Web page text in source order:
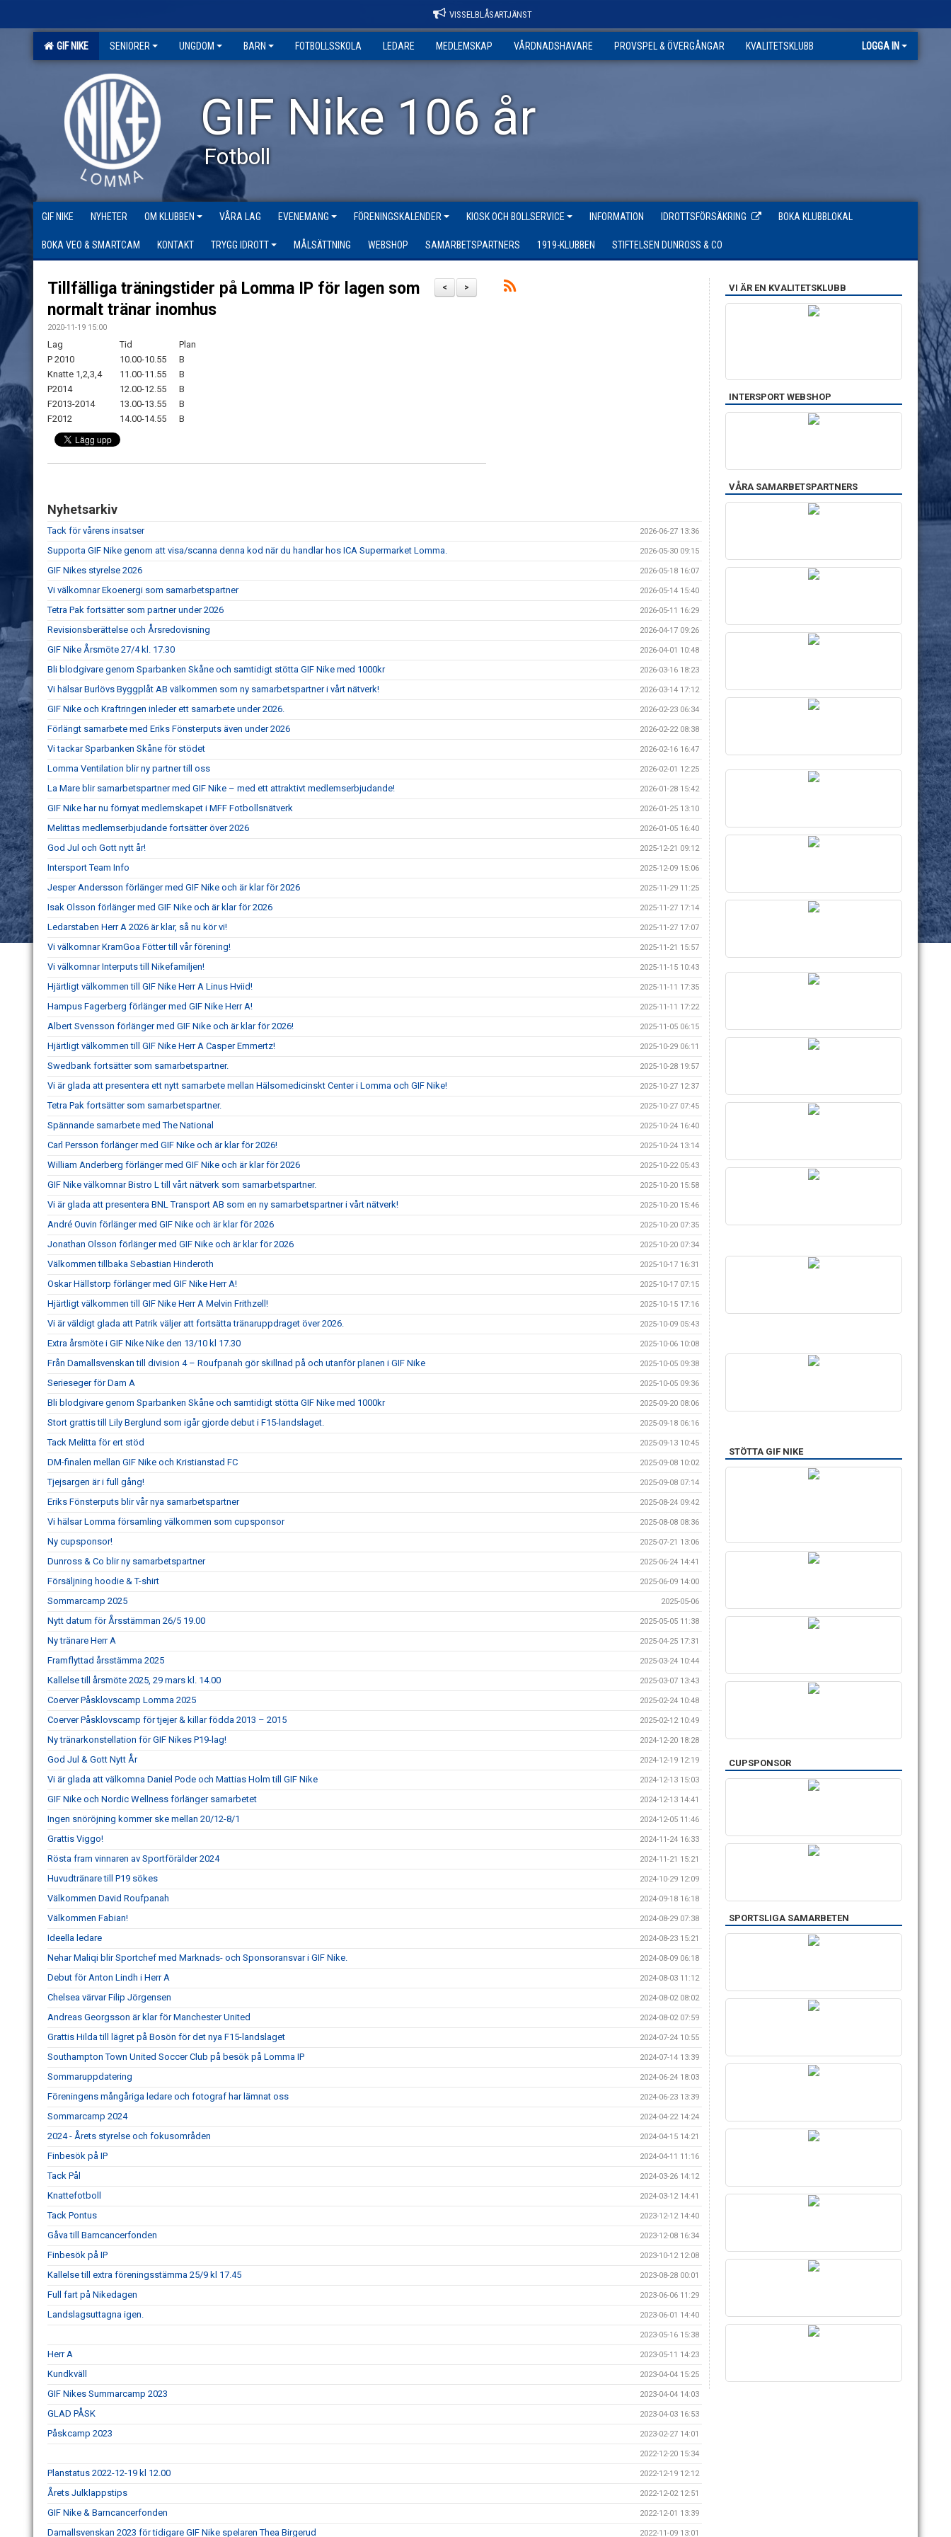
VISSELBLÅSARTJÄNST
GIF NIKE SENIORER UNGDOM BARN FOTBOLLSSKOLA LEDARE MEDLEMSKAP VÅRDNADSHAVARE PROVSPEL & ÖVERGÅNGAR KVALITETSKLUBB LOGGA IN
GIF Nike 106 år
Fotboll
GIF NIKE NYHETER OM KLUBBEN VÅRA LAG EVENEMANG FÖRENINGSKALENDER KIOSK OCH BOLLSERVICE INFORMATION IDROTTSFÖRSÄKRING BOKA KLUBBLOKAL
BOKA VEO & SMARTCAM KONTAKT TRYGG IDROTT MÅLSÄTTNING WEBSHOP SAMARBETSPARTNERS 1919-KLUBBEN STIFTELSEN DUNROSS & CO
>
<
Tillfälliga träningstider på Lomma IP för lagen som
normalt tränar inomhus
2020-11-19 15:00
Lag Tid
Plan
P 2010
10.00-10.55
B
Knatte 1,2,3,4
11.00-11.55
B
P2014
12.00-12.55
B
F2013-2014
13.00-13.55
B
F2012
14.00-14.55 B
Nyhetsarkiv
Tack för vårens insatser 2026-06-27 13:36
Supporta GIF Nike genom att visa/scanna denna kod när du handlar hos ICA Supermarket Lomma. 2026-05-30 09:15
GIF Nikes styrelse 2026 2026-05-18 16:07
Vi välkomnar Ekoenergi som samarbetspartner 2026-05-14 15:40
Tetra Pak fortsätter som partner under 2026 2026-05-11 16:29
Revisionsberättelse och Årsredovisning 2026-04-17 09:26
GIF Nike Årsmöte 27/4 kl. 17.30 2026-04-01 10:48
Bli blodgivare genom Sparbanken Skåne och samtidigt stötta GIF Nike med 1000kr 2026-03-16 18:23
Vi hälsar Burlövs Byggplåt AB välkommen som ny samarbetspartner i vårt nätverk! 2026-03-14 17:12
GIF Nike och Kraftringen inleder ett samarbete under 2026. 2026-02-23 06:34
Förlängt samarbete med Eriks Fönsterputs även under 2026 2026-02-22 08:38
Vi tackar Sparbanken Skåne för stödet 2026-02-16 16:47
Lomma Ventilation blir ny partner till oss 2026-02-01 12:25
La Mare blir samarbetspartner med GIF Nike – med ett attraktivt medlemserbjudande! 2026-01-28 15:42
GIF Nike har nu förnyat medlemskapet i MFF Fotbollsnätverk 2026-01-25 13:10
Melittas medlemserbjudande fortsätter över 2026 2026-01-05 16:40
God Jul och Gott nytt år! 2025-12-21 09:12
Intersport Team Info 2025-12-09 15:06
Jesper Andersson förlänger med GIF Nike och är klar för 2026 2025-11-29 11:25
Isak Olsson förlänger med GIF Nike och är klar för 2026 2025-11-27 17:14
Ledarstaben Herr A 2026 är klar, så nu kör vi! 2025-11-27 17:07
Vi välkomnar KramGoa Fötter till vår förening! 2025-11-21 15:57
Vi välkomnar Interputs till Nikefamiljen! 2025-11-15 10:43
Hjärtligt välkommen till GIF Nike Herr A Linus Hviid! 2025-11-11 17:35
Hampus Fagerberg förlänger med GIF Nike Herr A! 2025-11-11 17:22
Albert Svensson förlänger med GIF Nike och är klar för 2026! 2025-11-05 06:15
Hjärtligt välkommen till GIF Nike Herr A Casper Emmertz! 2025-10-29 06:11
Swedbank fortsätter som samarbetspartner. 2025-10-28 19:57
Vi är glada att presentera ett nytt samarbete mellan Hälsomedicinskt Center i Lomma och GIF Nike! 2025-10-27 12:37
Tetra Pak fortsätter som samarbetspartner. 2025-10-27 07:45
Spännande samarbete med The National 2025-10-24 16:40
Carl Persson förlänger med GIF Nike och är klar för 2026! 2025-10-24 13:14
William Anderberg förlänger med GIF Nike och är klar för 2026 2025-10-22 05:43
GIF Nike välkomnar Bistro L till vårt nätverk som samarbetspartner. 2025-10-20 15:58
Vi är glada att presentera BNL Transport AB som en ny samarbetspartner i vårt nätverk! 2025-10-20 15:46
André Ouvin förlänger med GIF Nike och är klar för 2026 2025-10-20 07:35
Jonathan Olsson förlänger med GIF Nike och är klar för 2026 2025-10-20 07:34
Välkommen tillbaka Sebastian Hinderoth 2025-10-17 16:31
Oskar Hällstorp förlänger med GIF Nike Herr A! 2025-10-17 07:15
Hjärtligt välkommen till GIF Nike Herr A Melvin Frithzell! 2025-10-15 17:16
Vi är väldigt glada att Patrik väljer att fortsätta tränaruppdraget över 2026. 2025-10-09 05:43
Extra årsmöte i GIF Nike Nike den 13/10 kl 17.30 2025-10-06 10:08
Från Damallsvenskan till division 4 – Roufpanah gör skillnad på och utanför planen i GIF Nike 2025-10-05 09:38
Serieseger för Dam A 2025-10-05 09:36
Bli blodgivare genom Sparbanken Skåne och samtidigt stötta GIF Nike med 1000kr 2025-09-20 08:06
Stort grattis till Lily Berglund som igår gjorde debut i F15-landslaget. 2025-09-18 06:16
Tack Melitta för ert stöd 2025-09-13 10:45
DM-finalen mellan GIF Nike och Kristianstad FC 2025-09-08 10:02
Tjejsargen är i full gång! 2025-09-08 07:14
Eriks Fönsterputs blir vår nya samarbetspartner 2025-08-24 09:42
Vi hälsar Lomma församling välkommen som cupsponsor 2025-08-08 08:36
Ny cupsponsor! 2025-07-21 13:06
Dunross & Co blir ny samarbetspartner 2025-06-24 14:41
Försäljning hoodie & T-shirt 2025-06-09 14:00
Sommarcamp 2025 2025-05-06
Nytt datum för Årsstämman 26/5 19.00 2025-05-05 11:38
Ny tränare Herr A 2025-04-25 17:31
Framflyttad årsstämma 2025 2025-03-24 10:44
Kallelse till årsmöte 2025, 29 mars kl. 14.00 2025-03-07 13:43
Coerver Påsklovscamp Lomma 2025 2025-02-24 10:48
Coerver Påsklovscamp för tjejer & killar födda 2013 – 2015 2025-02-12 10:49
Ny tränarkonstellation för GIF Nikes P19-lag! 2024-12-20 18:28
God Jul & Gott Nytt År 2024-12-19 12:19
Vi är glada att välkomna Daniel Pode och Mattias Holm till GIF Nike 2024-12-13 15:03
GIF Nike och Nordic Wellness förlänger samarbetet 2024-12-13 14:41
Ingen snöröjning kommer ske mellan 20/12-8/1 2024-12-05 11:46
Grattis Viggo! 2024-11-24 16:33
Rösta fram vinnaren av Sportförälder 2024 2024-11-21 15:21
Huvudtränare till P19 sökes 2024-10-29 12:09
Välkommen David Roufpanah 2024-09-18 16:18
Välkommen Fabian! 2024-08-29 07:38
Ideella ledare 2024-08-23 15:21
Nehar Maliqi blir Sportchef med Marknads- och Sponsoransvar i GIF Nike. 2024-08-09 06:18
Debut för Anton Lindh i Herr A 2024-08-03 11:12
Chelsea värvar Filip Jörgensen 2024-08-02 08:02
Andreas Georgsson är klar för Manchester United 2024-08-02 07:59
Grattis Hilda till lägret på Bosön för det nya F15-landslaget 2024-07-24 10:55
Southampton Town United Soccer Club på besök på Lomma IP 2024-07-14 13:39
Sommaruppdatering 2024-06-24 18:03
Föreningens mångåriga ledare och fotograf har lämnat oss 2024-06-23 13:39
Sommarcamp 2024 2024-04-22 14:24
2024 - Årets styrelse och fokusområden 2024-04-15 14:21
Finbesök på IP 2024-04-11 11:16
Tack Pål 2024-03-26 14:12
Knattefotboll 2024-03-12 14:41
Tack Pontus 2023-12-12 14:40
Gåva till Barncancerfonden 2023-12-08 16:34
Finbesök på IP 2023-10-12 12:08
Kallelse till extra föreningsstämma 25/9 kl 17.45 2023-08-28 00:01
Full fart på Nikedagen 2023-06-06 11:29
Landslagsuttagna igen. 2023-06-01 14:40
2023-05-16 15:38
Herr A 2023-05-11 14:23
Kundkväll 2023-04-04 15:25
GIF Nikes Summarcamp 2023 2023-04-04 14:03
GLAD PÅSK 2023-04-03 16:53
Påskcamp 2023 2023-02-27 14:01
2022-12-20 15:34
Planstatus 2022-12-19 kl 12.00 2022-12-19 12:12
Årets Julklappstips 2022-12-02 12:51
GIF Nike & Barncancerfonden 2022-12-01 13:39
Damallsvenskan 2023 för tidigare GIF Nike spelaren Thea Birgerud 2022-11-09 13:01
VI ÄR EN KVALITETSKLUBB
INTERSPORT WEBSHOP
VÅRA SAMARBETSPARTNERS
STÖTTA GIF NIKE
CUPSPONSOR
SPORTSLIGA SAMARBETEN